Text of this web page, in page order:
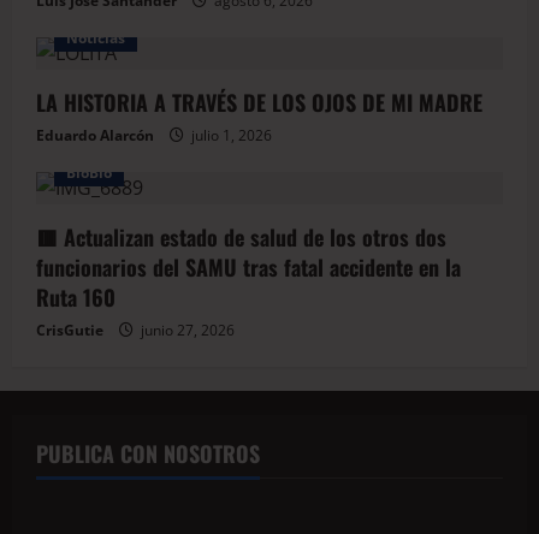
Noticias
LA HISTORIA A TRAVÉS DE LOS OJOS DE MI MADRE
Eduardo Alarcón
julio 1, 2026
BioBio
🟥 Actualizan estado de salud de los otros dos
funcionarios del SAMU tras fatal accidente en la
Ruta 160
CrisGutie junio 27, 2026
PUBLICA CON NOSOTROS